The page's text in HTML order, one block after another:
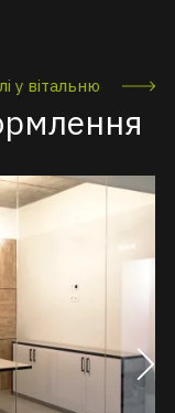
у вітальню